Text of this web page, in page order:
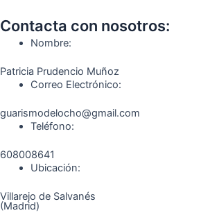
e
b
o
o
k
t
a
g
e
Contacta con nosotros:
Nombre:
Patricia Prudencio Muñoz
Correo Electrónico:
guarismodelocho@gmail.com
Teléfono:
608008641
Ubicación:
Villarejo de Salvanés
(Madrid)